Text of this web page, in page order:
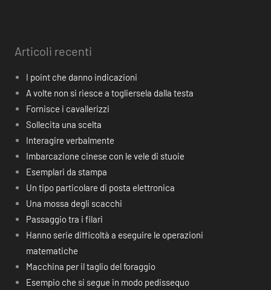
Articoli recenti
I point che danno indicazioni
A volte non si riesce a togliersela dalla testa
Fornisce i cavallerizzi
Sollecita una scelta
Interagire verbalmente
Imbarcazione cinese con le vele di stuoie
Esemplari da stampa
Un tipo particolare di posta elettronica
Una mossa degli scacchi
Passaggio tra i filari
Hanno serie difficoltà a eseguire le operazioni
matematiche
Macchina per il taglio del foraggio
Esempio che si segue in modo pedissequo